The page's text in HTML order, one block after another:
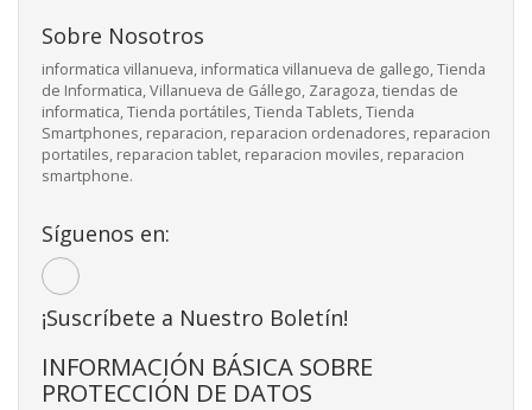
Sobre Nosotros
informatica villanueva, informatica villanueva de gallego, Tienda
de Informatica, Villanueva de Gállego, Zaragoza, tiendas de
informatica, Tienda portátiles, Tienda Tablets, Tienda
Smartphones, reparacion, reparacion ordenadores, reparacion
portatiles, reparacion tablet, reparacion moviles, reparacion
smartphone.
Síguenos en:
¡Suscríbete a Nuestro Boletín!
INFORMACIÓN BÁSICA SOBRE
PROTECCIÓN DE DATOS